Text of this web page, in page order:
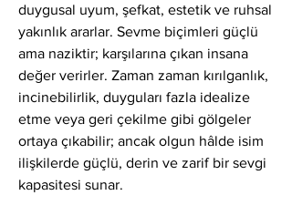
duygusal uyum, şefkat, estetik ve ruhsal
yakınlık ararlar. Sevme biçimleri güçlü
ama naziktir; karşılarına çıkan insana
değer verirler. Zaman zaman kırılganlık,
incinebilirlik, duyguları fazla idealize
etme veya geri çekilme gibi gölgeler
ortaya çıkabilir; ancak olgun hâlde isim
ilişkilerde güçlü, derin ve zarif bir sevgi
kapasitesi sunar.